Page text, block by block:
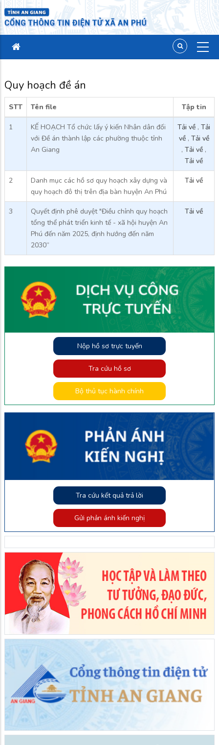
Quy hoạch đề án
STT Tên file Tập tin
1
KẾ HOẠCH Tổ chức lấy ý kiến Nhân dân đối
với Đề án thành lập các phường thuộc tỉnh
An Giang
Tải về , Tải
về , Tải về
, Tải về ,
Tải về
2
Danh mục các hồ sơ quy hoạch xây dựng và
quy hoạch đô thị trên địa bàn huyện An Phú
Tải về
3
Quyết định phê duyệt "Điều chỉnh quy hoạch
tổng thể phát triển kinh tế - xã hội huyện An
Phú đến năm 2025, định hướng đến năm
2030”
Tải về
Nộp hồ sơ trực tuyến
Tra cứu hồ sơ
Bộ thủ tục hành chính
Tra cứu kết quả trả lời
Gửi phản ánh kiến nghị